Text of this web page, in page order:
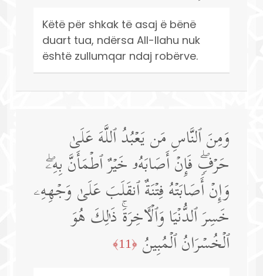
Këtë për shkak të asaj ë bënë
duart tua, ndërsa All-llahu nuk
është zullumqar ndaj robërve.
وَمِنَ ٱلنَّاسِ مَن یَعۡبُدُ ٱللَّهَ عَلَىٰ
حَرۡفࣲۖ فَإِنۡ أَصَابَهُۥ خَیۡرٌ ٱطۡمَأَنَّ بِهِۦۖ
وَإِنۡ أَصَابَتۡهُ فِتۡنَةٌ ٱنقَلَبَ عَلَىٰ وَجۡهِهِۦ
خَسِرَ ٱلدُّنۡیَا وَٱلۡـَٔاخِرَةَۚ ذَ ٰ⁠لِكَ هُوَ
ٱلۡخُسۡرَانُ ٱلۡمُبِینُ ﴿11﴾